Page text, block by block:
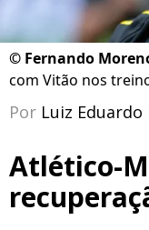
© Fernando
com Vitão nos
Por Luiz
Atlético-